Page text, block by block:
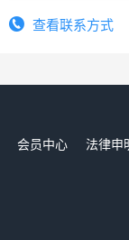
查看联系方式
会员中心
法律申